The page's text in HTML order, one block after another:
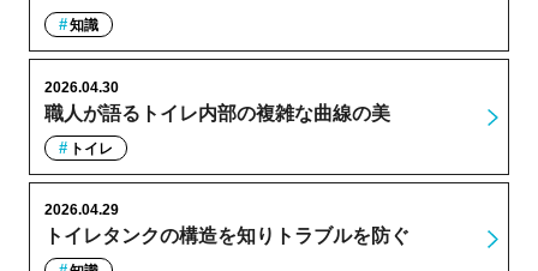
知識
職人が語るトイレ内部の複雑な曲線の美
2026.04.30
トイレ
トイレタンクの構造を知りトラブルを防ぐ
2026.04.29